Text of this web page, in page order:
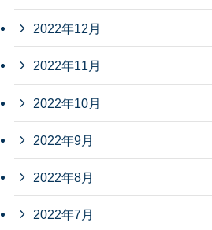
2022年12月
2022年11月
2022年10月
2022年9月
2022年8月
2022年7月